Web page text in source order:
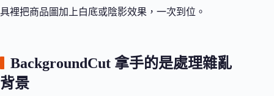
具裡把商品圖加上白底或陰影效果，一次到位。
BackgroundCut 拿手的是處理雜亂
背景